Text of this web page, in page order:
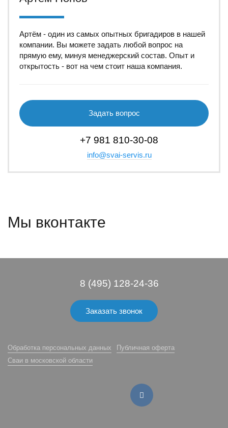
Артём - один из самых опытных бригадиров в нашей
компании. Вы можете задать любой вопрос на
прямую ему, минуя менеджерский состав. Опыт и
открытость - вот на чем стоит наша компания.
Задать вопрос
+7 981 810-30-08
info@svai-servis.ru
Мы вконтакте
8 (495) 128-24-36
Заказать звонок
Обработка персональных данных
Публичная оферта
Сваи в московской области